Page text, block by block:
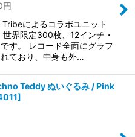
円
によるコラボユニット
世界限定300枚、12インチ・
す。 レコード全面にグラフ
ており、中身も外…
Teddy ぬいぐるみ / Pink
]